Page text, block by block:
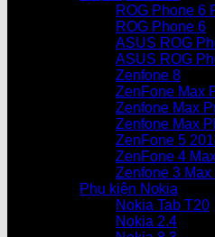
ROG Phone 6
ROG Phone 6
ASUS ROG
ASUS ROG
Zenfone 8
ZenFone Max
Zenfone Max
Zenfone Max
ZenFone 5
ZenFone 4
Zenfone 3
Phụ kiện Nokia
Nokia Tab T20
Nokia 2.4